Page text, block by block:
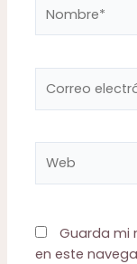
electrónico*
Guarda mi
en este